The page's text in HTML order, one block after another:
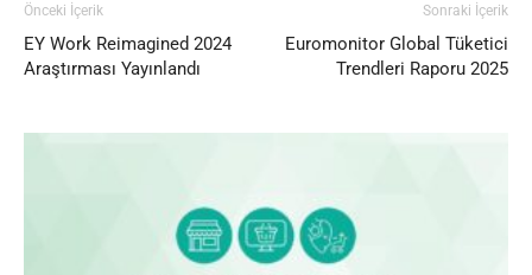
Önceki İçerik
EY Work Reimagined 2024
Araştırması Yayınlandı
Sonraki İçerik
Euromonitor Global Tüketici
Trendleri Raporu 2025